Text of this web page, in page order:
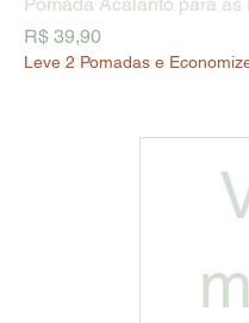
Preço
R$ 39,90
Leve 2 Pomadas e